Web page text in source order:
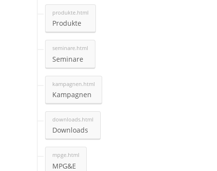
Produkte
Seminare
Kampagnen
Downloads
MPG&E